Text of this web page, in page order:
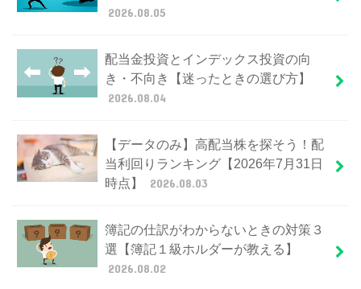
2026.08.05
配当金投資とインデックス投資の向
き・不向き【迷ったときの選び方】
2026.08.04
【データのみ】高配当株を探そう！配
当利回りランキング【2026年7月31日
時点】
2026.08.03
簿記の仕訳がわからないときの対策３
選【簿記１級ホルダーが教える】
2026.08.02